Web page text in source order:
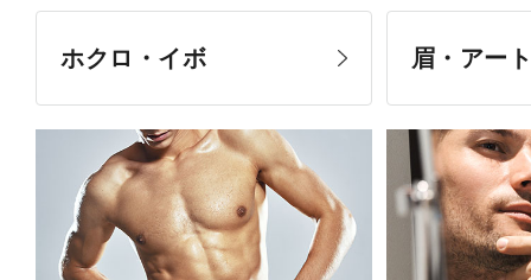
ホクロ・イボ 眉・アー